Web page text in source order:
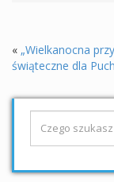
« „Wielkanocna
świąteczne dla